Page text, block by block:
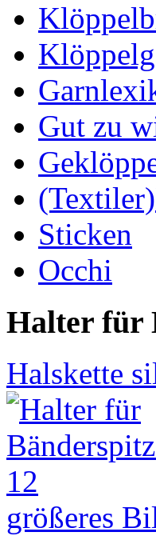
Gut zu
Sticken
Occhi
Halter für
Halskette
größeres